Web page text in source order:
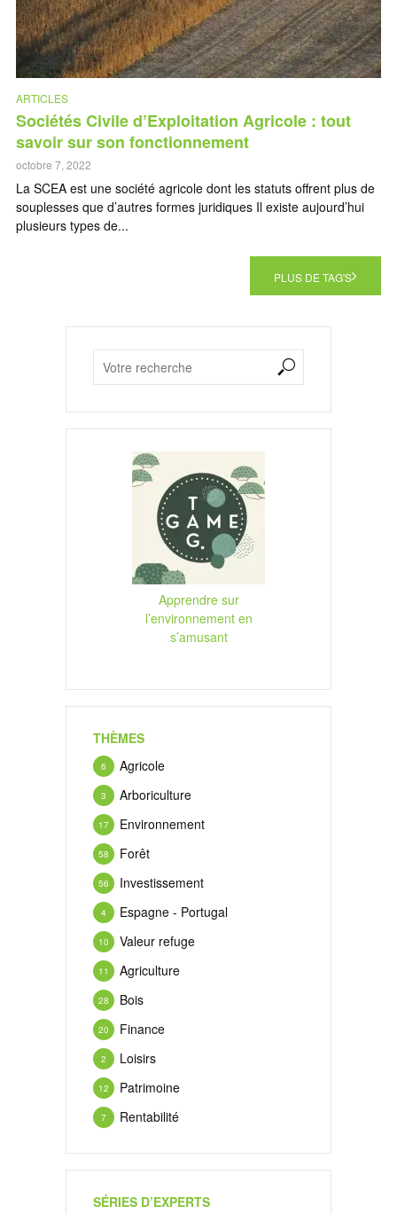
ARTICLES
Sociétés Civile d’Exploitation Agricole : tout
savoir sur son fonctionnement
octobre 7, 2022
La SCEA est une société agricole dont les statuts offrent plus de
souplesses que d’autres formes juridiques Il existe aujourd’hui
plusieurs types de...
PLUS DE TAG'S
Apprendre sur
l’environnement en
s’amusant
THÈMES
Agricole
6
Arboriculture
3
Environnement
17
Forêt
58
Investissement
56
Espagne - Portugal
4
Valeur refuge
10
Agriculture
11
Bois
28
Finance
20
Loisirs
2
Patrimoine
12
Rentabilité
7
SÉRIES D’EXPERTS